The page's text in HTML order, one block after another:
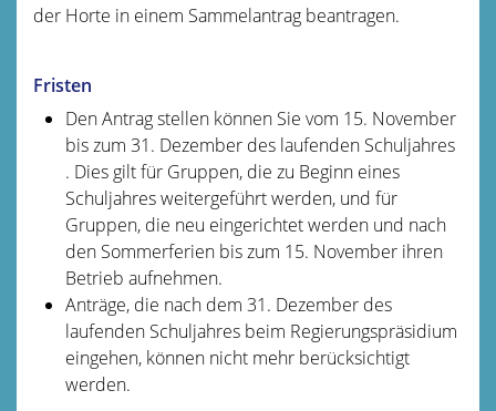
der Horte in einem Sammelantrag beantragen.
Fristen
Den Antrag stellen können Sie vom 15. November
bis zum 31. Dezember des laufenden Schuljahres
. Dies gilt für Gruppen, die zu Beginn eines
Schuljahres weitergeführt werden, und für
Gruppen, die neu eingerichtet werden und nach
den Sommerferien bis zum 15. November ihren
Betrieb aufnehmen.
Anträge, die nach dem 31. Dezember des
laufenden Schuljahres beim Regierungspräsidium
eingehen, können nicht mehr berücksichtigt
werden.